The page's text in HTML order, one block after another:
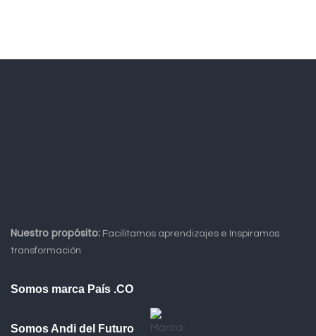
Nuestro propósito: Facilitamos aprendizajes e Inspiramos
transformación
Somos marca País .CO
Somos Andi del Futuro